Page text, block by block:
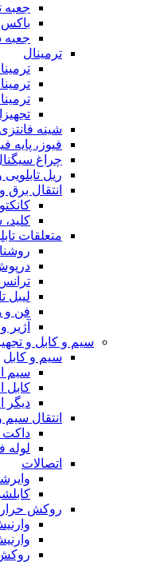
جعبه
ترمینال
شینه فانتزی
فیوز، پایه
چراغ
ریل
انتقال برق
متعلقات
لیبل
فن و
آژیر
سیم و کابل و
سیم و کابل
سیم
کابل
دیگر
انتقال سیم
داکت
لوله
اتصالات
روکش
روکش